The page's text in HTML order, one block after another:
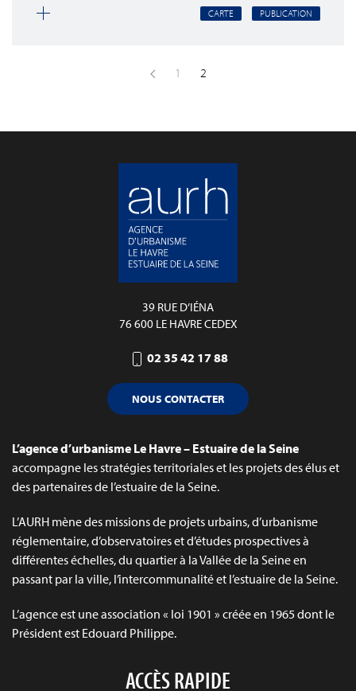
CARTE PUBLICATION
1 2
39 RUE D’IÉNA
76 600 LE HAVRE CEDEX
02 35 42 17 88
NOUS CONTACTER
L’agence d’urbanisme Le Havre – Estuaire de la Seine
accompagne les stratégies territoriales et les projets des élus et
des partenaires de l’estuaire de la Seine.
L’AURH mène des missions de projets urbains, d’urbanisme
réglementaire, d’observatoires et d’études prospectives à
différentes échelles, du quartier à la Vallée de la Seine en
passant par la ville, l’intercommunalité et l’estuaire de la Seine.
L’agence est une association « loi 1901 » créée en 1965 dont le
Président est Edouard Philippe.
ACCÈS RAPIDE